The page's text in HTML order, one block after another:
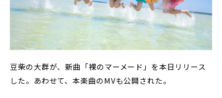
豆柴の大群が、新曲「裸のマーメード」を本日リリース
した。あわせて、本楽曲のMVも公開された。